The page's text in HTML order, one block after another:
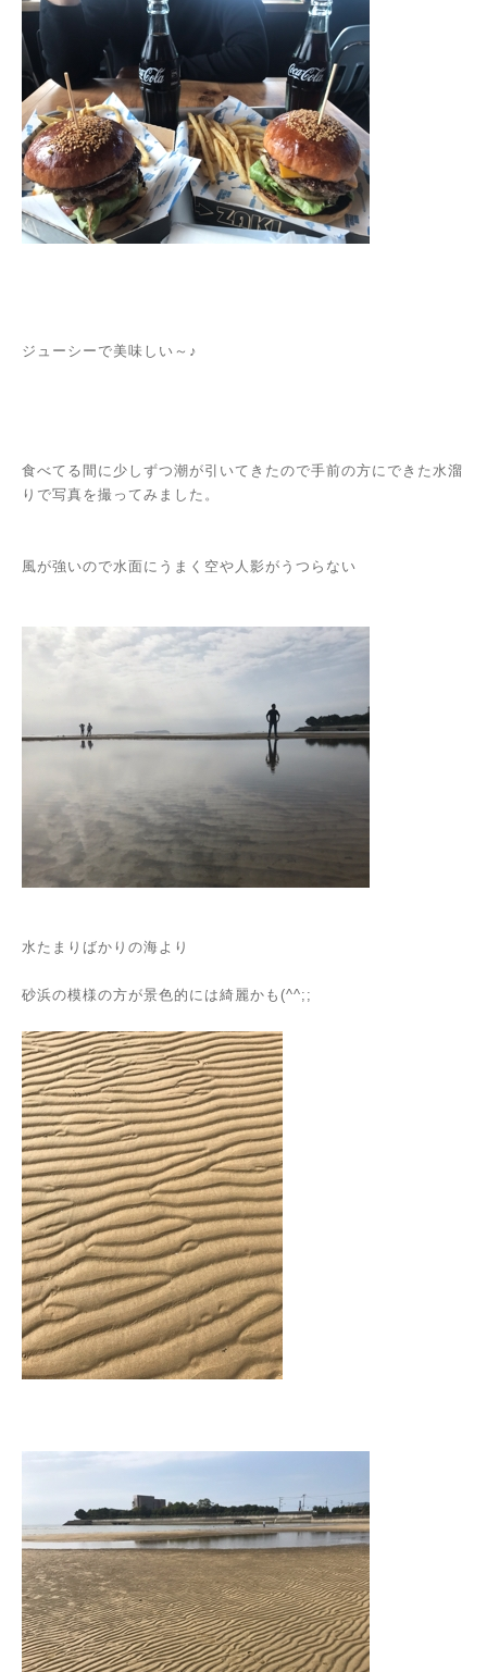
ジューシーで美味しい～♪
食べてる間に少しずつ潮が引いてきたので手前の方にできた水溜
りで写真を撮ってみました。
風が強いので水面にうまく空や人影がうつらない
水たまりばかりの海より
砂浜の模様の方が景色的には綺麗かも(^^;;